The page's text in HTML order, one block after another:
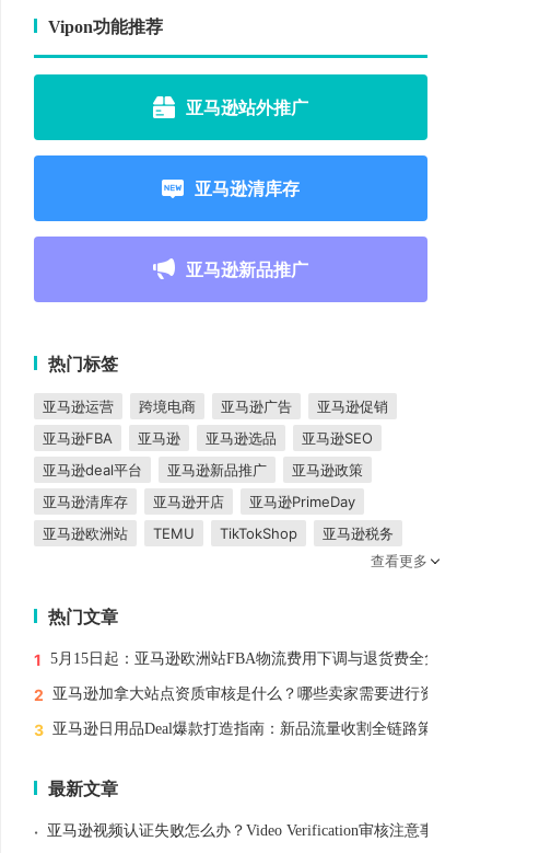
Vipon功能推荐
亚马逊站外推广
亚马逊清库存
亚马逊新品推广
热门标签
亚马逊运营 跨境电商 亚马逊广告
亚马逊促销
亚马逊FBA
亚马逊 亚马逊选品
亚马逊SEO
亚马逊deal平台
亚马逊新品推广
亚马逊政策
亚马逊清库存
亚马逊开店
亚马逊PrimeDay
亚马逊欧洲站
TEMU TikTokShop
亚马逊税务
东南亚市场
DeepSeek
亚马逊站外推广体系课
亚马逊春季大促
Deal平台
亚马逊选品思路
亚马逊旺季 亚马逊BD
站外引流
选品策略
Deal站 PrimeDay
站外促销
查看更多
热门文章
1 5月15日起：亚马逊欧洲站FBA物流费用下调与退货费全免解读
2 亚马逊加拿大站点资质审核是什么？哪些卖家需要进行资质审核？
3 亚马逊日用品Deal爆款打造指南：新品流量收割全链路策略
最新文章
· 亚马逊视频认证失败怎么办？Video Verification审核注意事项